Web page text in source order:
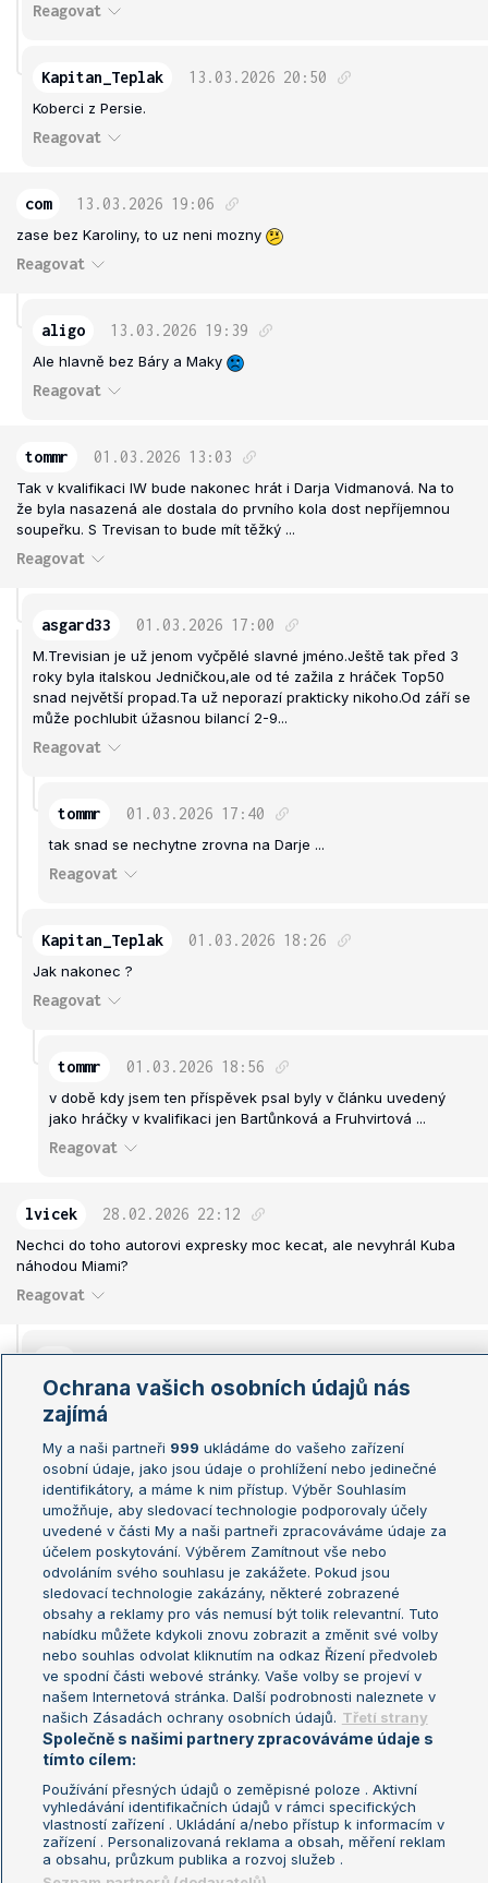
Reagovat
Kapitan_Teplak 13.03.2026 20:50
Koberci z Persie.
Reagovat
com 13.03.2026 19:06
zase bez Karoliny, to uz neni mozny
Reagovat
aligo 13.03.2026 19:39
Ale hlavně bez Báry a Maky
Reagovat
tommr 01.03.2026 13:03
Tak v kvalifikaci IW bude nakonec hrát i Darja Vidmanová. Na to
že byla nasazená ale dostala do prvního kola dost nepříjemnou
soupeřku. S Trevisan to bude mít těžký ...
Reagovat
asgard33 01.03.2026 17:00
M.Trevisian je už jenom vyčpělé slavné jméno.Ještě tak před 3
roky byla italskou Jedničkou,ale od té zažila z hráček Top50
snad největší propad.Ta už neporazí prakticky nikoho.Od září se
může pochlubit úžasnou bilancí 2-9...
Reagovat
tommr 01.03.2026 17:40
tak snad se nechytne zrovna na Darje ...
Reagovat
Kapitan_Teplak 01.03.2026 18:26
Jak nakonec ?
Reagovat
tommr 01.03.2026 18:56
v době kdy jsem ten příspěvek psal byly v článku uvedený
jako hráčky v kvalifikaci jen Bartůnková a Fruhvirtová ...
Reagovat
lvicek 28.02.2026 22:12
Nechci do toho autorovi expresky moc kecat, ale nevyhrál Kuba
náhodou Miami?
Reagovat
com 28.02.2026 22:25
nerozumis tomu
Reagovat
Ondřej.Jirásek 28.02.2026 23:08
už jsem si myslel, že jsem fakt úplně blbej :D upravil to kolega,
omylem... díky :)
Reagovat
lvicek 01.03.2026 05:01
až bude mít těch titulů třicet a z toho 10GS, tak se to bude
kontrolovat hůř
.
Reagovat
Mony 22.02.2026 19:17
Byl blízko Vítek
Reagovat
Ochrana vašich osobních údajů nás
zajímá
My a naši partneři 999 ukládáme do vašeho zařízení
osobní údaje, jako jsou údaje o prohlížení nebo jedinečné
identifikátory, a máme k nim přístup. Výběr Souhlasím
umožňuje, aby sledovací technologie podporovaly účely
uvedené v části My a naši partneři zpracováváme údaje za
účelem poskytování. Výběrem Zamítnout vše nebo
odvoláním svého souhlasu je zakážete. Pokud jsou
sledovací technologie zakázány, některé zobrazené
obsahy a reklamy pro vás nemusí být tolik relevantní. Tuto
nabídku můžete kdykoli znovu zobrazit a změnit své volby
nebo souhlas odvolat kliknutím na odkaz Řízení předvoleb
ve spodní části webové stránky. Vaše volby se projeví v
našem Internetová stránka. Další podrobnosti naleznete v
našich Zásadách ochrany osobních údajů. Třetí strany
Společně s našimi partnery zpracováváme údaje s
tímto cílem:
Používání přesných údajů o zeměpisné poloze . Aktivní
vyhledávání identifikačních údajů v rámci specifických
vlastností zařízení . Ukládání a/nebo přístup k informacím v
zařízení . Personalizovaná reklama a obsah, měření reklam
a obsahu, průzkum publika a rozvoj služeb .